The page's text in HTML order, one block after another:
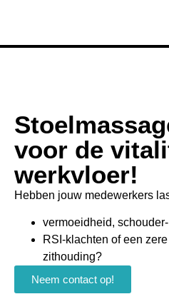
voor de
werkvloer!
Hebben jouw medewerkers
vermoeidheid,
RSI-klachten of een
zithouding?
Neem contact op!